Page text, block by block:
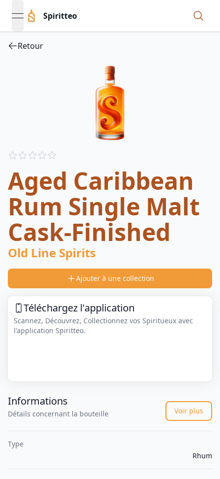
open navigation menu
Spiritteo
Retour
Reviews
Aged Caribbean
Rum Single Malt
Cask-Finished
Old Line Spirits
Ajouter à une collection
Téléchargez l'application
Scannez, Découvrez, Collectionnez vos Spiritueux avec
l'application Spiritteo.
Informations
Détails concernant la bouteille Voir plus
Type
Rhum